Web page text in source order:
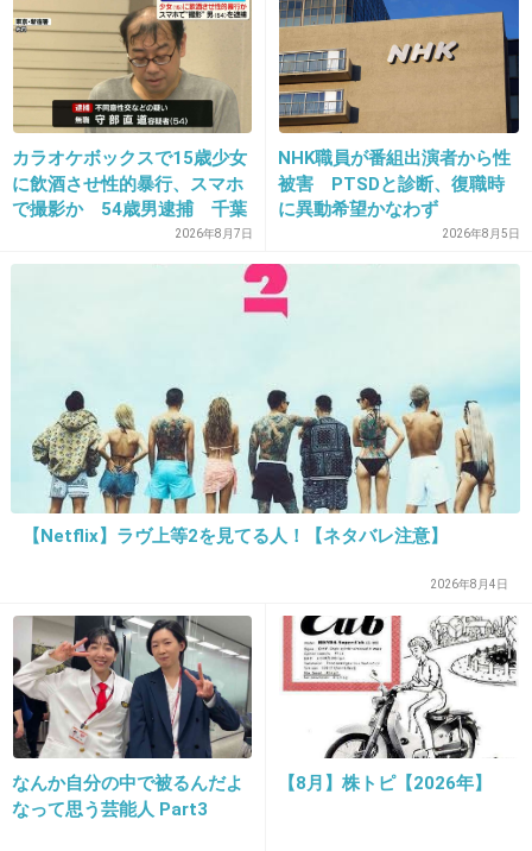
17. 匿名2013/05/08(水) 05:41:02
ムキムキの膣ｗｗｗ
+55 -6
これ書いた人・・おもしろい文が書けるんだか
+119 -13
19. 匿名2013/05/08(水) 05:43:54
この人のirohaを実家に忘れて、取りに帰ったら
お母さんがiroha使ってたっていうエピソードも
爆笑したｗ
私の時代は終わった。
d.hatena.ne.jp
不活性で怠惰なアタシの肉体の神秘
+127
分 児童の両親は「軽過ぎ
る」「全く納得できない」
島根県邑南町
カラオケボックスで15歳少女
に飲酒させ性的暴行、スマホ
で撮影か 54歳男逮捕 千葉
2026年8月7日
NHK職員が番組出演者から性
被害 PTSDと診断、復職時
に異動希望かなわず
2026年8月5日
【Netflix】ラヴ上等2を見てる人！【ネタバレ注意】
2026年8月4日
なんか自分の中で被るんだよ
なって思う芸能人 Part3
【8月】株トピ【2026年】